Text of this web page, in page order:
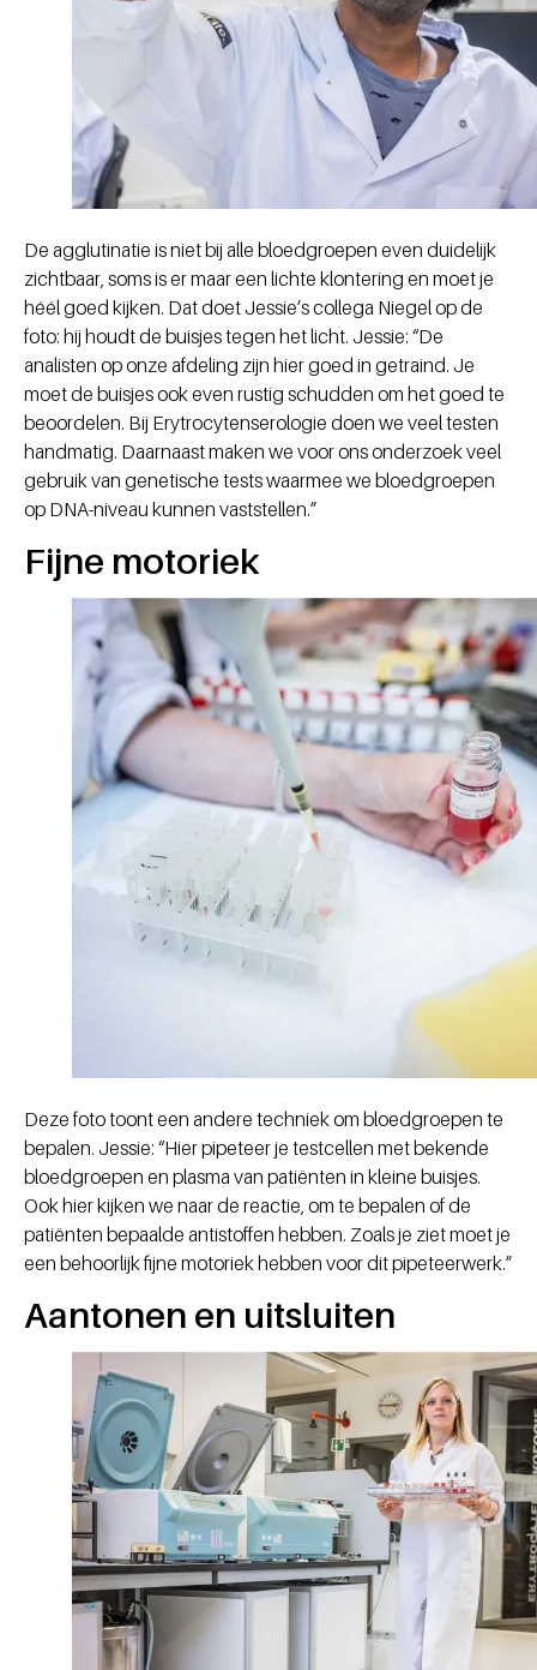
De agglutinatie is niet bij alle bloedgroepen even duidelijk
zichtbaar, soms is er maar een lichte klontering en moet je
héél goed kijken. Dat doet Jessie’s collega Niegel op de
foto: hij houdt de buisjes tegen het licht. Jessie: “De
analisten op onze afdeling zijn hier goed in getraind. Je
moet de buisjes ook even rustig schudden om het goed te
beoordelen. Bij Erytrocytenserologie doen we veel testen
handmatig. Daarnaast maken we voor ons onderzoek veel
gebruik van genetische tests waarmee we bloedgroepen
op DNA-niveau kunnen vaststellen.”
Fijne motoriek
Deze foto toont een andere techniek om bloedgroepen te
bepalen. Jessie: “Hier pipeteer je testcellen met bekende
bloedgroepen en plasma van patiënten in kleine buisjes.
Ook hier kijken we naar de reactie, om te bepalen of de
patiënten bepaalde antistoffen hebben. Zoals je ziet moet je
een behoorlijk fijne motoriek hebben voor dit pipeteerwerk.”
Aantonen en uitsluiten